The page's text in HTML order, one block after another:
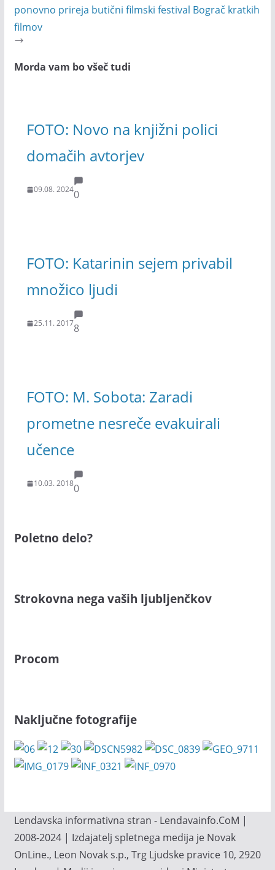
ponovno prireja butični filmski festival Bograč kratkih
filmov
Morda vam bo všeč tudi
FOTO: Novo na knjižni polici
domačih avtorjev
09.08. 20240
FOTO: Katarinin sejem privabil
množico ljudi
25.11. 20178
FOTO: M. Sobota: Zaradi
prometne nesreče evakuirali
učence
10.03. 20180
Poletno delo?
Strokovna nega vaših ljubljenčkov
Procom
Naključne fotografije
Lendavska informativna stran - Lendavainfo.CoM |
2008-2024 | Izdajatelj spletnega medija je Novak
OnLine., Leon Novak s.p., Trg Ljudske pravice 10, 2920